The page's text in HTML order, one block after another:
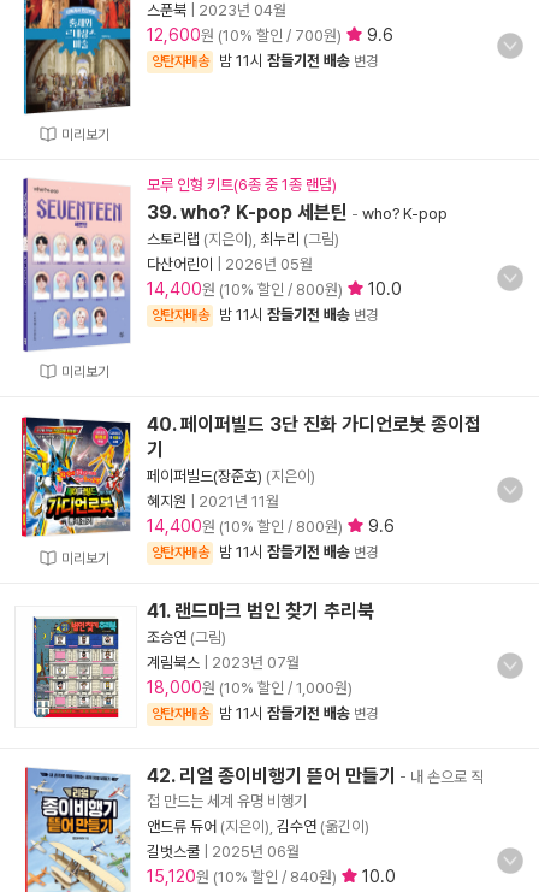
미리보기
스푼북
2023년 04월
12,600원 (10% 할인 / 700원) 9.6
양탄자배송 밤 11시 잠들기전 배송 변경
미리보기
모루 인형 키트(6종 중 1종 랜덤)
39. who? K-pop 세븐틴 - who? K-pop
스토리랩 (지은이), 최누리 (그림)
다산어린이
2026년 05월
14,400원 (10% 할인 / 800원) 10.0
양탄자배송 밤 11시 잠들기전 배송 변경
미리보기
40. 페이퍼빌드 3단 진화 가디언로봇 종이접
기
페이퍼빌드(장준호) (지은이)
혜지원
2021년 11월
14,400원 (10% 할인 / 800원) 9.6
양탄자배송 밤 11시 잠들기전 배송 변경
41. 랜드마크 범인 찾기 추리북
조승연 (그림)
계림북스
2023년 07월
18,000원 (10% 할인 / 1,000원)
양탄자배송 밤 11시 잠들기전 배송 변경
42. 리얼 종이비행기 뜯어 만들기
- 내 손으로 직
접 만드는 세계 유명 비행기
앤드류 듀어 (지은이), 김수연 (옮긴이)
길벗스쿨
2025년 06월
15,120원 (10% 할인 / 840원) 10.0